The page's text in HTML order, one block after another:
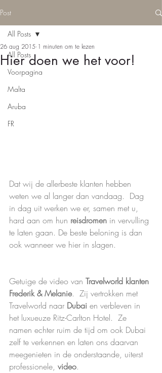
Post
All Posts
Voorpagina
Malta
Aruba
FR
All Posts
Hier doen we het voor!
26 aug 2015 1 minuten om te lezen
Dat wij de allerbeste klanten hebben
weten we al langer dan vandaag.  Dag
in dag uit werken we er, samen met u,
hard aan om hun reisdromen in vervulling
te laten gaan. De beste beloning is dan
ook wanneer we hier in slagen.
Getuige de video van Travelworld klanten
Frederik & Melanie.  Zij vertrokken met
Travelworld naar Dubai en verbleven in
het luxueuze Ritz-Carlton Hotel.  Ze
namen echter ruim de tijd om ook Dubai
zelf te verkennen en laten ons daarvan
meegenieten in de onderstaande, uiterst
professionele, video.